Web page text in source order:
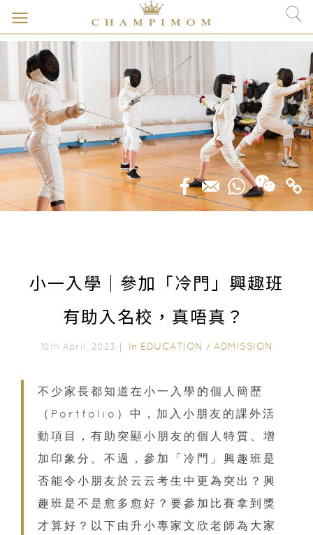
小一入學｜參加「冷門」興趣班
有助入名校，真唔真？
10th April, 2023｜ In EDUCATION / ADMISSION
不少家長都知道在小一入學的個人簡歷
（Portfolio）中，加入小朋友的課外活
動項目，有助突顯小朋友的個人特質、增
加印象分。不過，參加「冷門」興趣班是
否能令小朋友於云云考生中更為突出？興
趣班是不是愈多愈好？要參加比賽拿到獎
才算好？以下由升小專家文欣老師為大家